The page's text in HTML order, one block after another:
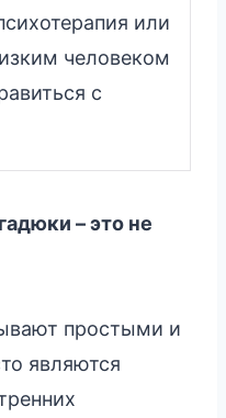
или
человеком
с
– это не
простыми и
являются